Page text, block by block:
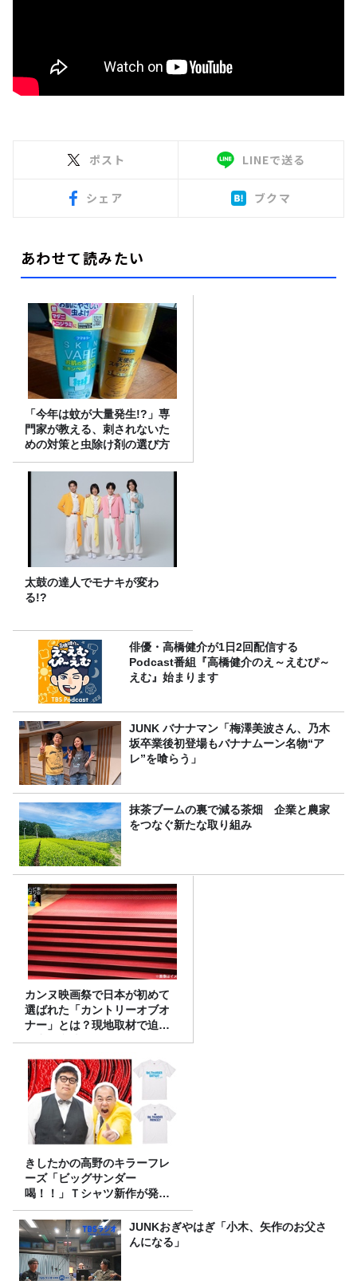
ポスト LINEで送る
シェア ブクマ
あわせて読みたい
「今年は蚊が大量発生!?」専
門家が教える、刺されないた
めの対策と虫除け剤の選び方
太鼓の達人でモナキが変わ
る!?
俳優・高橋健介が1日2回配信する
Podcast番組『高橋健介のえ～えむぴ～
えむ』始まります
JUNK バナナマン「梅澤美波さん、乃木
坂卒業後初登場もバナナムーン名物“ア
レ”を喰らう」
抹茶ブームの裏で減る茶畑 企業と農家
をつなぐ新たな取り組み
カンヌ映画祭で日本が初めて
選ばれた「カントリーオブオ
ナー」とは？現地取材で迫る
選出の意味
きしたかの高野のキラーフレ
ーズ「ビッグサンダー
喝！！」Ｔシャツ新作が発売
決定！
JUNKおぎやはぎ「小木、矢作のお父さ
んになる」